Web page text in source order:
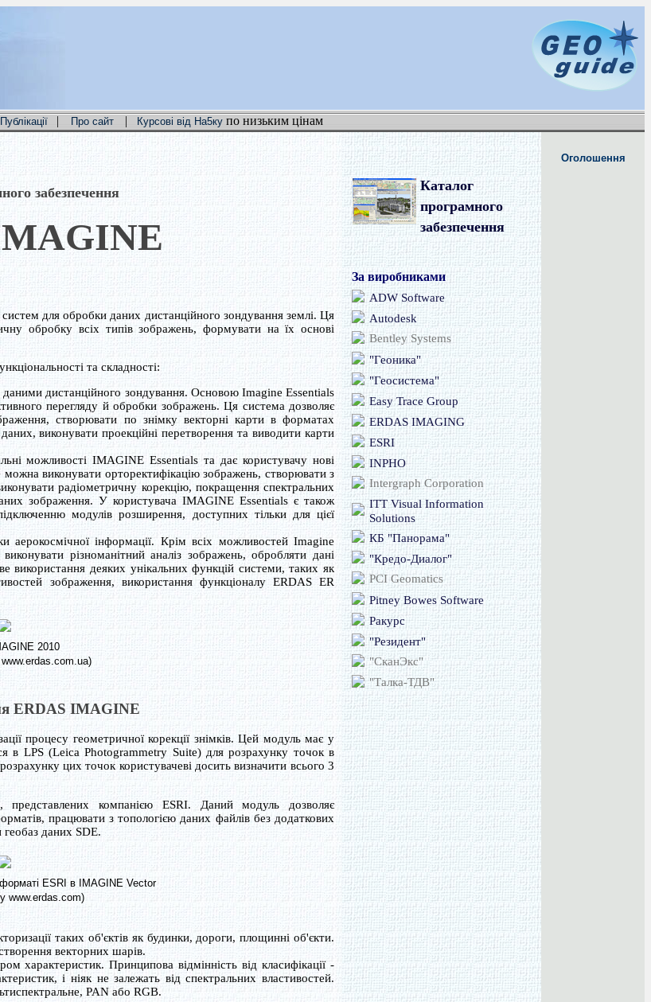
Публікації | Про сайт | Курсові від На5ку по низьким цінам
забезпечення
для обробки даних дистанційного зондування землі. Ця
обробку всіх типів зображень, формувати на їх основі
та складності:
даними дистанційного зондування. Основою Imagine Essentials
перегляду й обробки зображень. Ця система дозволяє
створювати по знімку векторні карти в форматах
виконувати проекційні перетворення та виводити карти
можливості IMAGINE Essentials та дає користувачу нові
виконувати орторектифікацію зображень, створювати з
радіометричну корекцію, покращення спектральних
зображення. У користувача IMAGINE Essentials є також
модулів розширення, доступних тільки для цієї
аерокосмічної інформації. Крім всіх можливостей Imagine
різноманітний аналіз зображень, обробляти дані
використання деяких унікальних функцій системи, таких як
зображення, використання функціоналу ERDAS ER
2010
ERDAS IMAGINE
процесу геометричної корекції знімків. Цей модуль має у
в LPS (Leica Photogrammetry Suite) для розрахунку точок в
цих точок користувачеві досить визначити всього 3
компанією ESRI. Даний модуль дозволяє
працювати з топологією даних файлів без додаткових
даних SDE.
ESRI в IMAGINE Vector
www.erdas.com)
таких об'єктів як будинки, дороги, площинні об'єкти.
векторних шарів.
характеристик. Принципова відмінність від класифікації -
і ніяк не залежать від спектральних властивостей.
PAN або RGB.
Каталог
програмного
забезпечення
За виробниками
ADW Software
Autodesk
Bentley Systems
"Геоника"
"Геосистема"
Easy Trace Group
ERDAS IMAGING
ESRI
INPHO
Intergraph Corporation
ITT Visual Information
Solutions
КБ "Панорама"
"Кредо-Диалог"
PCI Geomatics
Pitney Bowes Software
Ракурс
"Резидент"
"СканЭкс"
"Талка-ТДВ"
Оголошення